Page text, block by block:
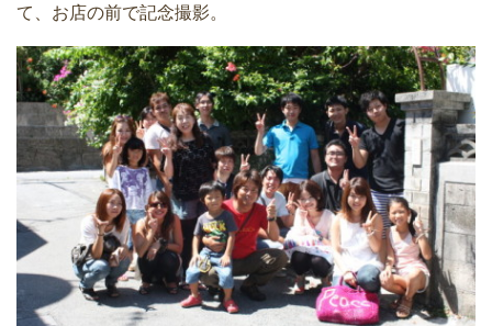
て、お店の前で記念撮影。